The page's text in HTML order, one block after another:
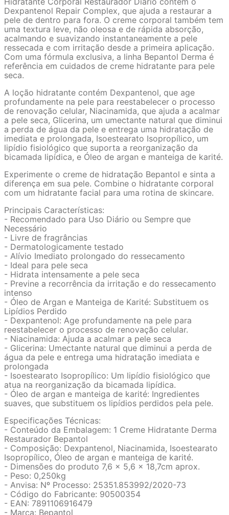
Dexpantenol Repair Complex, que ajuda a restaurar a
pele de dentro para fora. O creme corporal também tem
uma textura leve, não oleosa e de rápida absorção,
acalmando e suavizando instantaneamente a pele
ressecada e com irritação desde a primeira aplicação.
Com uma fórmula exclusiva, a linha Bepantol Derma é
referência em cuidados de creme hidratante para pele
seca.
A loção hidratante contém Dexpantenol, que age
profundamente na pele para reestabelecer o processo
de renovação celular, Niacinamida, que ajuda a acalmar
a pele seca, Glicerina, um umectante natural que diminui
a perda de água da pele e entrega uma hidratação de
imediata e prolongada, Isoestearato Isopropílico, um
lipídio fisiológico que suporta a reorganização da
bicamada lipídica, e Óleo de argan e manteiga de karité.
Experimente o creme de hidratação Bepantol e sinta a
diferença em sua pele. Combine o hidratante corporal
com um hidratante facial para uma rotina de skincare.
Principais Características:
- Recomendado para Uso Diário ou Sempre que
Necessário
- Livre de fragrâncias
- Dermatologicamente testado
- Alívio Imediato prolongado do ressecamento
- Ideal para pele seca
- Hidrata intensamente a pele seca
- Previne a recorrência da irritação e do ressecamento
intenso
- Óleo de Argan e Manteiga de Karité: Substituem os
Lipídios Perdido
- Dexpantenol: Age profundamente na pele para
reestabelecer o processo de renovação celular.
- Niacinamida: Ajuda a acalmar a pele seca
- Glicerina: Umectante natural que diminui a perda de
água da pele e entrega uma hidratação imediata e
prolongada
- Isoestearato Isopropílico: Um lipídio fisiológico que
atua na reorganização da bicamada lipídica.
- Óleo de argan e manteiga de karité: Ingredientes
suaves, que substituem os lipídios perdidos pela pele.
Especificações Técnicas:
- Conteúdo da Embalagem: 1 Creme Hidratante Derma
Restaurador Bepantol
- Composição: Dexpantenol, Niacinamida, Isoestearato
Isopropílico, Óleo de argan e manteiga de karité.
- Dimensões do produto ‎7,6 x 5,6 x 18,7cm aprox.
- Peso: 0,250kg
- Anvisa: Nº Processo: 25351.853992/2020-73
- Código do Fabricante: 90500354
- EAN: 7891106916479
- Marca: Bepantol